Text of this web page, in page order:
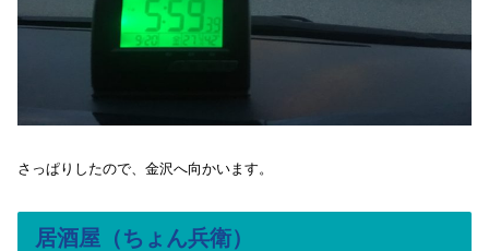
さっぱりしたので、金沢へ向かいます。
居酒屋（ちょん兵衛）